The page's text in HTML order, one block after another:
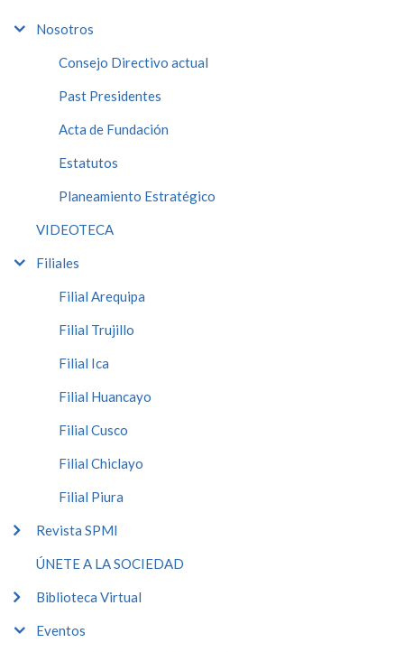
Nosotros
Consejo Directivo actual
Past Presidentes
Acta de Fundación
Estatutos
Planeamiento Estratégico
VIDEOTECA
Filiales
Filial Arequipa
Filial Trujillo
Filial Ica
Filial Huancayo
Filial Cusco
Filial Chiclayo
Filial Piura
Revista SPMI
ÚNETE A LA SOCIEDAD
Biblioteca Virtual
Eventos